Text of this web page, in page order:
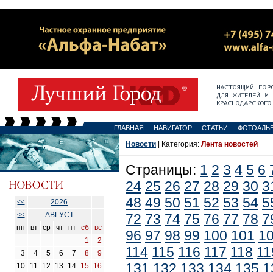
ГЛАВНАЯ НАВИГАТОР СТАТЬИ
<< 2026
<<
АВГУСТ
пн
вт ср чт пт сб
вс
1
2
3
4 5 6 7 8
9
10
11 12 13 14 15 16
Новости | Категория: Лента новостей
Страницы: 1 2 3 4 5 6
24 25 26 27 28 29 30
48 49 50 51 52 53 54
72 73 74 75 76 77 78
96 97 98 99 100 101
114 115 116 117 118
131 132 133 134 135